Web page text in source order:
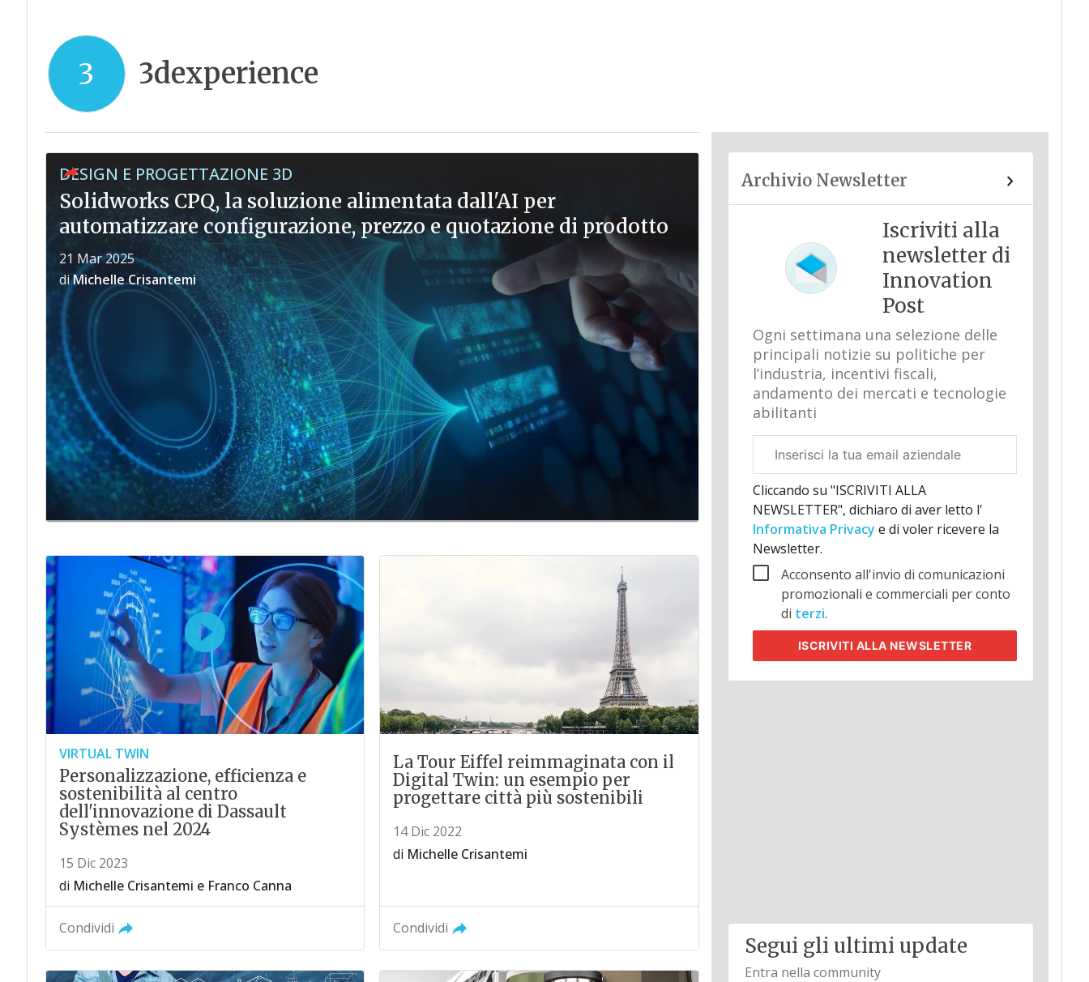
3 3dexperience
DESIGN E PROGETTAZIONE 3D
Solidworks CPQ, la soluzione alimentata dall'AI per
automatizzare configurazione, prezzo e quotazione di prodotto
21 Mar 2025
diMichelle Crisantemi
VIRTUAL TWIN
Personalizzazione, efficienza e
sostenibilità al centro
dell'innovazione di Dassault
Systèmes nel 2024
15 Dic 2023
di Michelle Crisantemi e Franco Canna
Condividi
La Tour Eiffel reimmaginata con il
Digital Twin: un esempio per
progettare città più sostenibili
14 Dic 2022
di Michelle Crisantemi
Condividi
Archivio Newsletter
Iscriviti alla
newsletter di
Innovation
Post
Ogni settimana una selezione delle
principali notizie su politiche per
l’industria, incentivi fiscali,
andamento dei mercati e tecnologie
abilitanti
aziendale
Cliccando su "ISCRIVITI ALLA
NEWSLETTER", dichiaro di aver letto l'
Informativa Privacy e di voler ricevere la
Newsletter.
Acconsento all'invio di comunicazioni
promozionali e commerciali per conto
di terzi.
ISCRIVITI ALLA NEWSLETTER
Segui gli ultimi update
Entra nella community